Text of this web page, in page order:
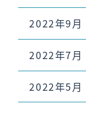
2022年9月
2022年7月
2022年5月